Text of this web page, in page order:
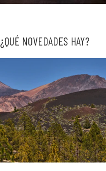
¿QUÉ NOVEDADES HAY?